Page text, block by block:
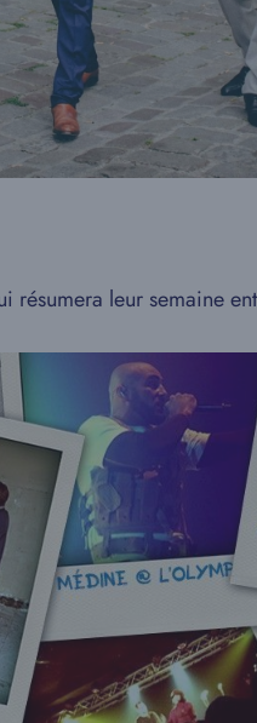
leur semaine